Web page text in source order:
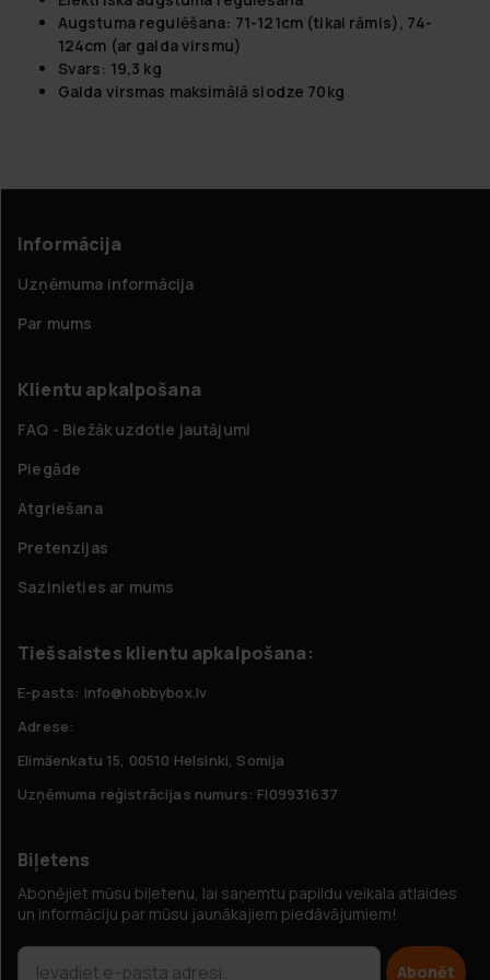
Augstuma regulēšana: 71-121cm (tikai rāmis), 74-
124cm (ar galda virsmu)
Svars: 19,3 kg
Galda virsmas maksimālā slodze 70kg
Informācija
Uzņēmuma informācija
Par mums
Klientu apkalpošana
FAQ - Biežāk uzdotie jautājumi
Piegāde
Atgriešana
Pretenzijas
Sazinieties ar mums
Tiešsaistes klientu apkalpošana:
E-pasts: info@hobbybox.lv
Adrese:
Elimäenkatu 15, 00510 Helsinki, Somija
Uzņēmuma reģistrācijas numurs: FI09931637
Biļetens
Abonējiet mūsu biļetenu, lai saņemtu papildu veikala atlaides
un informāciju par mūsu jaunākajiem piedāvājumiem!
Abonēt